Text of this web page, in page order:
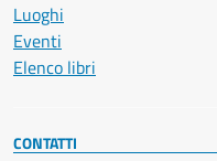
Luoghi
Eventi
Elenco libri
CONTATTI